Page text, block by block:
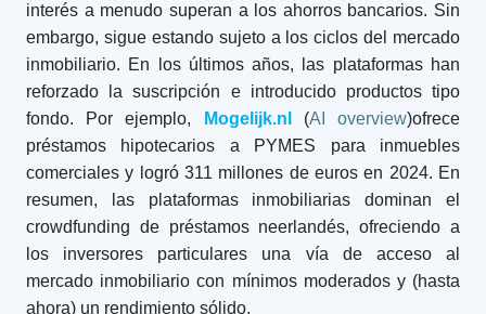
interés a menudo superan a los ahorros bancarios. Sin
embargo, sigue estando sujeto a los ciclos del mercado
inmobiliario. En los últimos años, las plataformas han
reforzado la suscripción e introducido productos tipo
fondo. Por ejemplo,
Mogelijk.nl (AI overview)ofrece
préstamos hipotecarios a PYMES para inmuebles
comerciales y logró 311 millones de euros en 2024. En
resumen, las plataformas inmobiliarias dominan el
crowdfunding de préstamos neerlandés, ofreciendo a
los inversores particulares una vía de acceso al
mercado inmobiliario con mínimos moderados y (hasta
ahora) un rendimiento sólido.